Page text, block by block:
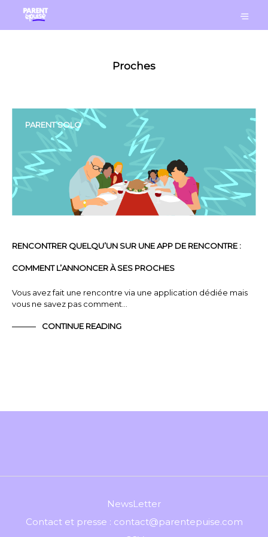
Proches
PARENT SOLO
RENCONTRER QUELQU’UN SUR UNE APP DE RENCONTRE :
COMMENT L’ANNONCER À SES PROCHES
Vous avez fait une rencontre via une application dédiée mais
vous ne savez pas comment…
CONTINUE READING
NewsLetter
Contact et presse : contact@parentepuise.com